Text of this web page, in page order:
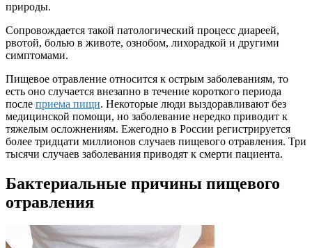
природы.
Сопровождается такой патологический процесс диареей,
рвотой, болью в животе, ознобом, лихорадкой и другими
симптомами.
Пищевое отравление относится к острым заболеваниям, то
есть оно случается внезапно в течение короткого периода
после приема пищи. Некоторые люди выздоравливают без
медицинской помощи, но заболевание нередко приводит к
тяжелым осложнениям. Ежегодно в России регистрируется
более тридцати миллионов случаев пищевого отравления. Три
тысячи случаев заболевания приводят к смерти пациента.
Бактериальные причины пищевого
отравления